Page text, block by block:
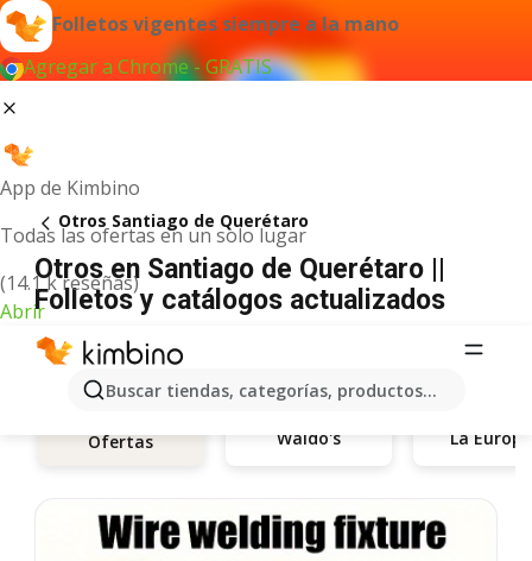
Folletos vigentes siempre a la mano
Agregar a Chrome - GRATIS
App de Kimbino
Todas las ofertas en un solo lugar
(14.1 k reseñas)
Abrir
Buscar tiendas, categorías, productos...
Otros Santiago de Querétaro
Otros en Santiago de Querétaro ||
Folletos y catálogos actualizados
Ofertas Waldo's La